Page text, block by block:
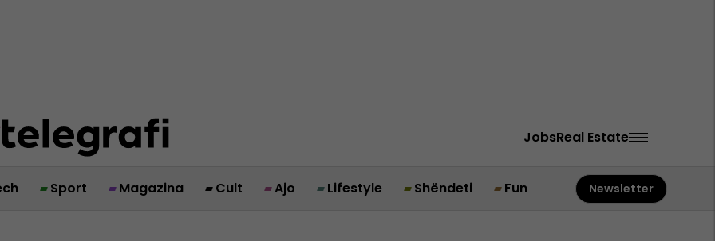
JobsReal Estate
Sport Magazina Cult Ajo Lifestyle Shëndeti Fun Newsletter